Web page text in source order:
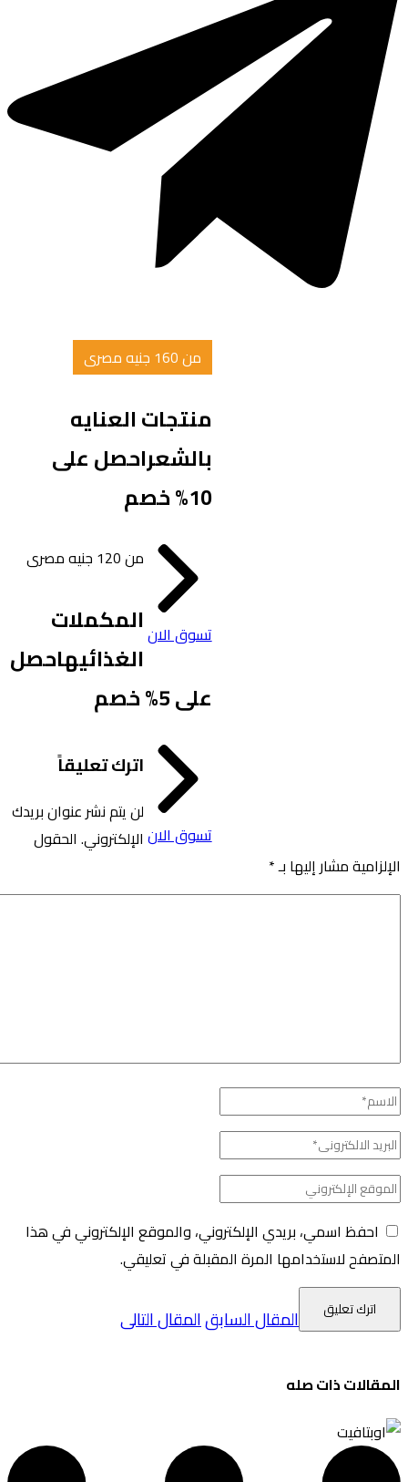
منتجات العنايه
بالشعراحصل على
تسوق الان
من 120 جنيه مصرى
المكملات
الغذائيهاحصل
على 5% خصم
تسوق الان
اترك تعليقاً
لن يتم نشر عنوان بريدك
الإلكتروني.الحقول
مشار إليها بـ*
اسمي، بريدي الإلكتروني، والموقع الإلكتروني في هذا
لاستخدامها المرة المقبلة في تعليقي.
المقال السابقالمقال التالى
ذات صله